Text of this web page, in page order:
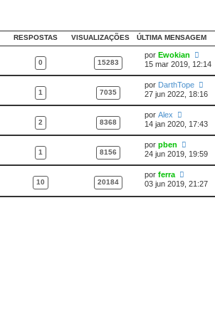
RESPOSTAS VISUALIZAÇÕES ÚLTIMA MENSAGEM
0 15283
por Ewokian
15 mar 2019, 12:14
1 7035
por DarthTope
27 jun 2022, 18:16
2 8368
por Alex
14 jan 2020, 17:43
1 8156
por pben
24 jun 2019, 19:59
10 20184
por ferra
03 jun 2019, 21:27